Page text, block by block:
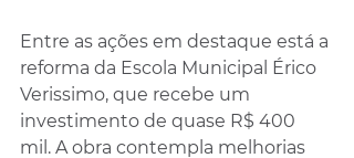
Entre as ações em destaque está a
reforma da Escola Municipal Érico
Verissimo, que recebe um
investimento de quase R$ 400
mil. A obra contempla melhorias